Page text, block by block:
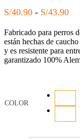
S/40.90 - S/43.90
S/
Fabricado para perros
están hechas de
y es resistente para
garantizado 100%
COLOR